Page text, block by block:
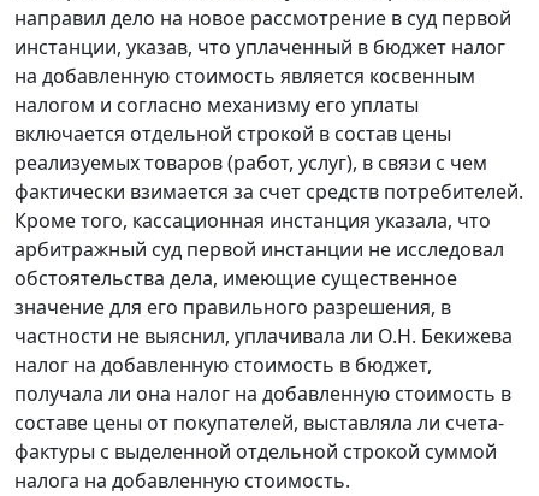
направил дело на новое рассмотрение в суд первой
инстанции, указав, что уплаченный в бюджет налог
на добавленную стоимость является косвенным
налогом и согласно механизму его уплаты
включается отдельной строкой в состав цены
реализуемых товаров (работ, услуг), в связи с чем
фактически взимается за счет средств потребителей.
Кроме того, кассационная инстанция указала, что
арбитражный суд первой инстанции не исследовал
обстоятельства дела, имеющие существенное
значение для его правильного разрешения, в
частности не выяснил, уплачивала ли О.Н. Бекижева
налог на добавленную стоимость в бюджет,
получала ли она налог на добавленную стоимость в
составе цены от покупателей, выставляла ли счета-
фактуры с выделенной отдельной строкой суммой
налога на добавленную стоимость.